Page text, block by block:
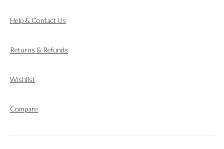
Help & Contact Us
Returns & Refunds
Wishlist
Compare